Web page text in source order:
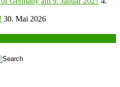
30. Mai 2026